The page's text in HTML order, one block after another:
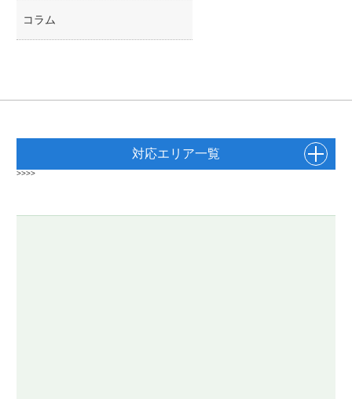
コラム
対応エリア一覧
>>>>